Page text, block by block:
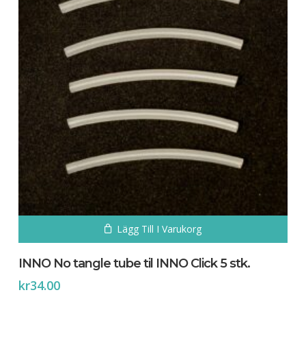
Lägg Till I Varukorg
INNO No tangle tube til INNO Click 5 stk.
kr34.00